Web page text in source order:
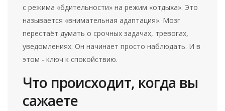
с режима «бдительности» на режим «отдыха». Это
называется «внимательная адаптация». Мозг
перестаёт думать о срочных задачах, тревогах,
уведомлениях. Он начинает просто наблюдать. И в
этом - ключ к спокойствию.
Что происходит, когда вы
сажаете